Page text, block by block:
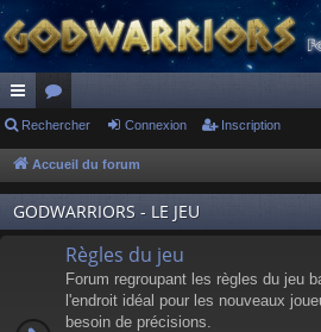
ac
co
ur
ci
or
u
m
s
Rechercher Connexion Inscription
Accueil du forum
GODWARRIORS - LE JEU
Règles du jeu
Forum regroupant les règles du jeu
l'endroit idéal pour les nouveaux
besoin de précisions.